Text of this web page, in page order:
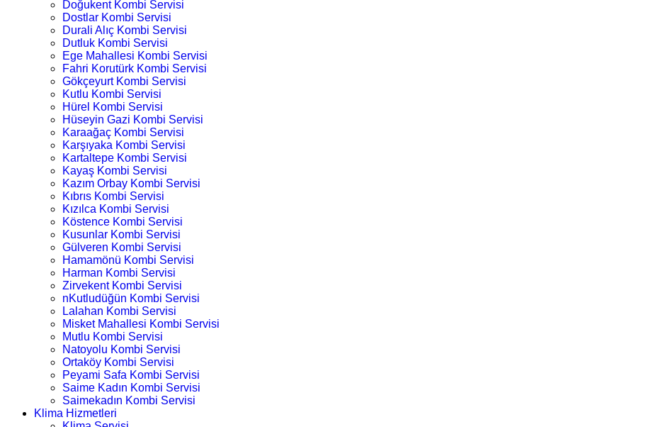
Doğukent Kombi Servisi
Dostlar Kombi Servisi
Durali Alıç Kombi Servisi
Dutluk Kombi Servisi
Ege Mahallesi Kombi Servisi
Fahri Korutürk Kombi Servisi
Gökçeyurt Kombi Servisi
Kutlu Kombi Servisi
Hürel Kombi Servisi
Hüseyin Gazi Kombi Servisi
Karaağaç Kombi Servisi
Karşıyaka Kombi Servisi
Kartaltepe Kombi Servisi
Kayaş Kombi Servisi
Kazım Orbay Kombi Servisi
Kıbrıs Kombi Servisi
Kızılca Kombi Servisi
Köstence Kombi Servisi
Kusunlar Kombi Servisi
Gülveren Kombi Servisi
Hamamönü Kombi Servisi
Harman Kombi Servisi
Zirvekent Kombi Servisi
nKutludüğün Kombi Servisi
Lalahan Kombi Servisi
Misket Mahallesi Kombi Servisi
Mutlu Kombi Servisi
Natoyolu Kombi Servisi
Ortaköy Kombi Servisi
Peyami Safa Kombi Servisi
Saime Kadın Kombi Servisi
Saimekadın Kombi Servisi
Klima Hizmetleri